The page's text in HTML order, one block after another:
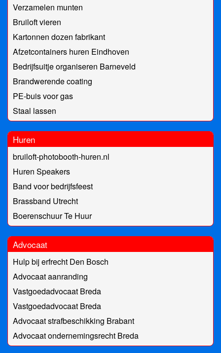
Verzamelen munten
Bruiloft vieren
Kartonnen dozen fabrikant
Afzetcontainers huren Eindhoven
Bedrijfsuitje organiseren Barneveld
Brandwerende coating
PE-buis voor gas
Staal lassen
Huren
bruiloft-photobooth-huren.nl
Huren Speakers
Band voor bedrijfsfeest
Brassband Utrecht
Boerenschuur Te Huur
Advocaat
Hulp bij erfrecht Den Bosch
Advocaat aanranding
Vastgoedadvocaat Breda
Vastgoedadvocaat Breda
Advocaat strafbeschikking Brabant
Advocaat ondernemingsrecht Breda